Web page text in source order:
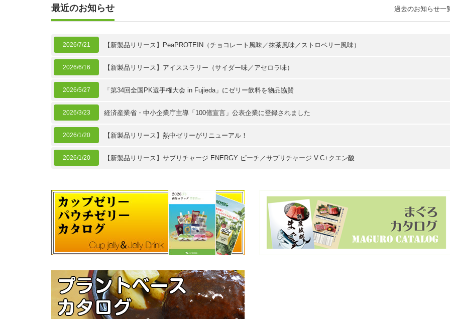
最近のお知らせ
2026/7/21 【新製品リリース】PeaPROTEIN（チョコレート風味／抹茶風味／ストロベリー風味）
2026/6/16 【新製品リリース】アイススラリー（サイダー味／アセロラ味）
2026/5/27 「第34回全国PK選手権大会 in Fujieda」にゼリー飲料を物品協賛
2026/3/23 経済産業省・中小企業庁主導「100億宣言」公表企業に登録されました
2026/1/20 【新製品リリース】熱中ゼリーがリニューアル！
2026/1/20 【新製品リリース】サプリチャージ ENERGY ピーチ／サプリチャージ V.C+クエン酸
過去のお知らせ一